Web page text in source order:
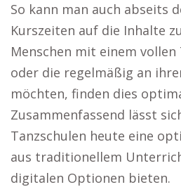
So kann man auch abseits
Kurszeiten auf die Inhalte
Menschen mit einem
oder die regelmäßig an
möchten, finden dies
Zusammenfassend lässt
Tanzschulen heute eine
aus traditionellem
digitalen Optionen bieten.